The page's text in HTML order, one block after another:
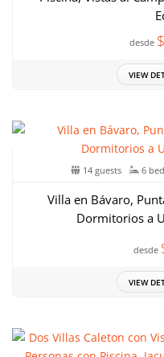
desde
VIEW
14 guests 6
Villa en Bávaro,
Dormitorios a
desde
VIEW